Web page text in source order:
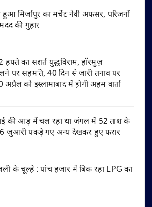
हुआ मिर्जापुर का मर्चेंट नेवी अफसर, परिजनों
की गुहार
हफ्ते का सशर्त युद्धविराम, हॉरमुज़
पर सहमति, 40 दिन से जारी तनाव पर
अप्रैल को इस्लामाबाद में होगी अहम वार्ता
की आड़ में चल रहा था जंगल में 52 ताश के
6 जुआरी पकड़े गए अन्य देखकर हुए फरार
के चूल्हे : पांच हजार में बिक रहा LPG का